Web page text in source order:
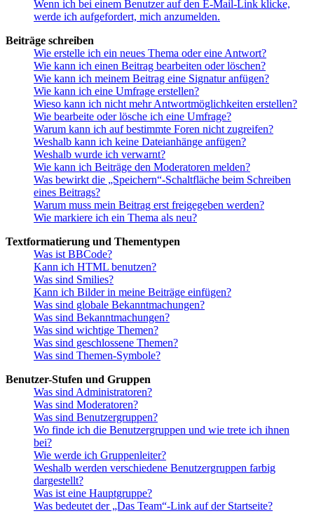
Wenn ich bei einem Benutzer auf den E-Mail-Link klicke,
werde ich aufgefordert, mich anzumelden.
Beiträge schreiben
Wie erstelle ich ein neues Thema oder eine Antwort?
Wie kann ich einen Beitrag bearbeiten oder löschen?
Wie kann ich meinem Beitrag eine Signatur anfügen?
Wie kann ich eine Umfrage erstellen?
Wieso kann ich nicht mehr Antwortmöglichkeiten erstellen?
Wie bearbeite oder lösche ich eine Umfrage?
Warum kann ich auf bestimmte Foren nicht zugreifen?
Weshalb kann ich keine Dateianhänge anfügen?
Weshalb wurde ich verwarnt?
Wie kann ich Beiträge den Moderatoren melden?
Was bewirkt die „Speichern“-Schaltfläche beim Schreiben
eines Beitrags?
Warum muss mein Beitrag erst freigegeben werden?
Wie markiere ich ein Thema als neu?
Textformatierung und Thementypen
Was ist BBCode?
Kann ich HTML benutzen?
Was sind Smilies?
Kann ich Bilder in meine Beiträge einfügen?
Was sind globale Bekanntmachungen?
Was sind Bekanntmachungen?
Was sind wichtige Themen?
Was sind geschlossene Themen?
Was sind Themen-Symbole?
Benutzer-Stufen und Gruppen
Was sind Administratoren?
Was sind Moderatoren?
Was sind Benutzergruppen?
Wo finde ich die Benutzergruppen und wie trete ich ihnen
bei?
Wie werde ich Gruppenleiter?
Weshalb werden verschiedene Benutzergruppen farbig
dargestellt?
Was ist eine Hauptgruppe?
Was bedeutet der „Das Team“-Link auf der Startseite?